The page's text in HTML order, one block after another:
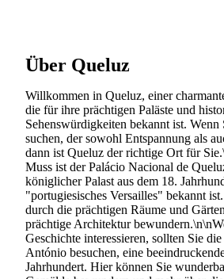
Über Queluz
Willkommen in Queluz, einer
die für ihre prächtigen Paläste und
Sehenswürdigkeiten bekannt ist. Wenn
suchen, der sowohl Entspannung als
dann ist Queluz der richtige Ort für
Muss ist der Palácio Nacional de
königlicher Palast aus dem 18.
"portugiesisches Versailles" bekannt
durch die prächtigen Räume und
prächtige Architektur
Geschichte interessieren, sollten Sie
António besuchen, eine
Jahrhundert. Hier können Sie